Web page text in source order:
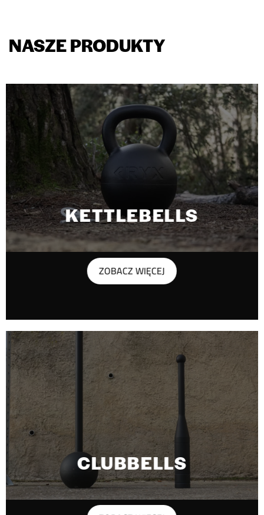
NASZE PRODUKTY
KETTLEBELLS
ZOBACZ WIĘCEJ
CLUBBELLS